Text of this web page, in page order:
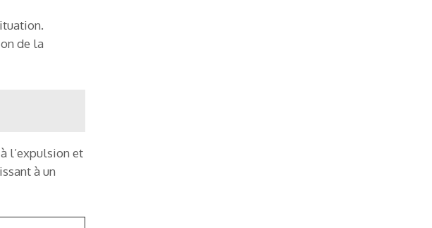
de la
l’expulsion et
à un